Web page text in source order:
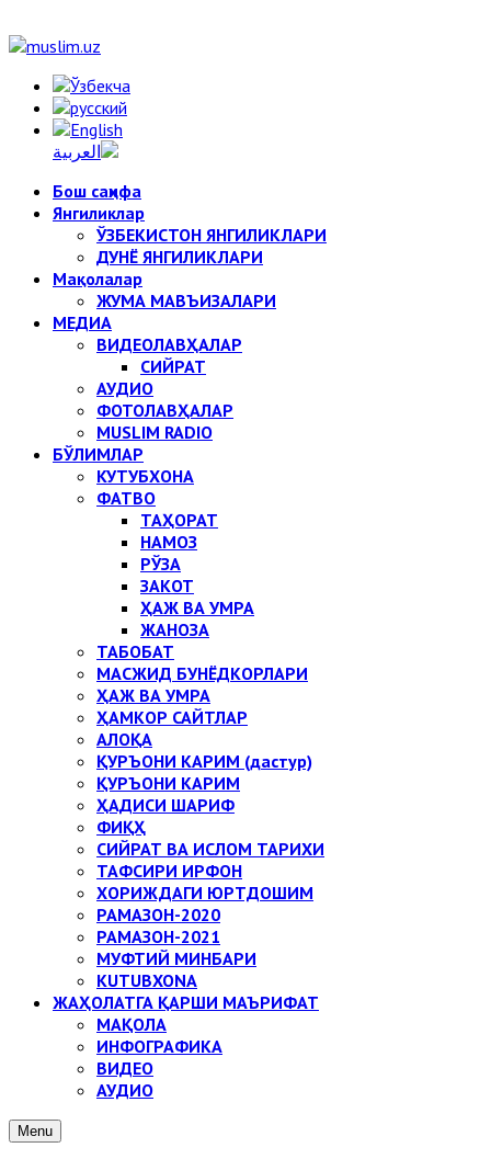
Бош саҳифа
Янгиликлар
ЎЗБЕКИСТОН ЯНГИЛИКЛАРИ
ДУНЁ ЯНГИЛИКЛАРИ
Мақолалар
ЖУМА МАВЪИЗАЛАРИ
МЕДИА
ВИДЕОЛАВҲАЛАР
СИЙРАТ
АУДИО
ФОТОЛАВҲАЛАР
MUSLIM RADIO
БЎЛИМЛАР
КУТУБХОНА
ФАТВО
ТАҲОРАТ
НАМОЗ
РЎЗА
ЗАКОТ
ҲАЖ ВА УМРА
ЖАНОЗА
ТАБОБАТ
МАСЖИД БУНЁДКОРЛАРИ
ҲАЖ ВА УМРА
ҲАМКОР САЙТЛАР
АЛОҚА
ҚУРЪОНИ КАРИМ (дастур)
ҚУРЪОНИ КАРИМ
ҲАДИСИ ШАРИФ
ФИҚҲ
СИЙРАТ ВА ИСЛОМ ТАРИХИ
ТАФСИРИ ИРФОН
ХОРИЖДАГИ ЮРТДОШИМ
РАМАЗОН-2020
РАМАЗОН-2021
МУФТИЙ МИНБАРИ
KUTUBXONA
ЖАҲОЛАТГА ҚАРШИ МАЪРИФАТ
МАҚОЛА
ИНФОГРАФИКА
ВИДЕО
АУДИО
Menu